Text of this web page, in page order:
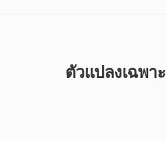
ตัวแปลงเฉพาะ